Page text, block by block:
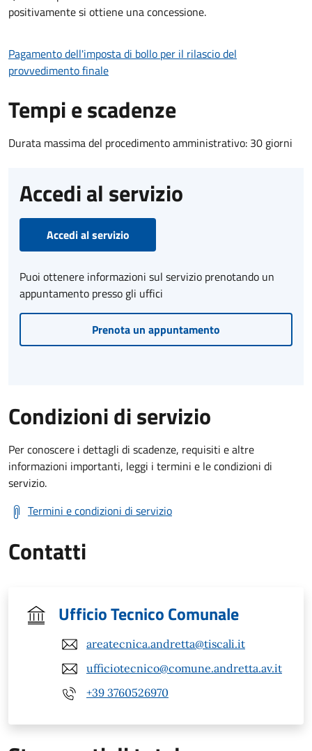
positivamente si ottiene una concessione.
Pagamento dell'imposta di bollo per il rilascio del
provvedimento finale
Tempi e scadenze
Durata massima del procedimento amministrativo: 30 giorni
Accedi al servizio
Accedi al servizio
Puoi ottenere informazioni sul servizio prenotando un
appuntamento presso gli uffici
Prenota un appuntamento
Condizioni di servizio
Per conoscere i dettagli di scadenze, requisiti e altre
informazioni importanti, leggi i termini e le condizioni di
servizio.
Termini e condizioni di servizio
Contatti
Ufficio Tecnico Comunale
areatecnica.andretta@tiscali.it
ufficiotecnico@comune.andretta.av.it
+39 3760526970